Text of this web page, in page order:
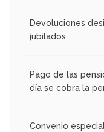
Devoluciones
jubilados
Pago de las
día se cobra la
Convenio